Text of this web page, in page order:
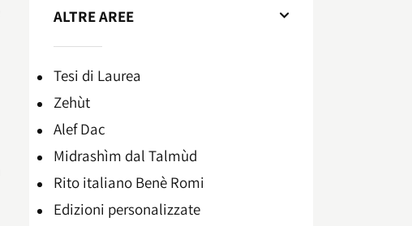
ALTRE AREE
Tesi di Laurea
Zehùt
Alef Dac
Midrashìm dal Talmùd
Rito italiano Benè Romi​
Edizioni personalizzate